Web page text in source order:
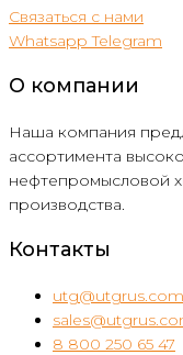
Связаться с нами
Whatsapp Telegram
О компании
Наша компания
ассортимента
нефтепромысловой
производства.
Контакты
utg@utgrus.com
8 800 250 65 47